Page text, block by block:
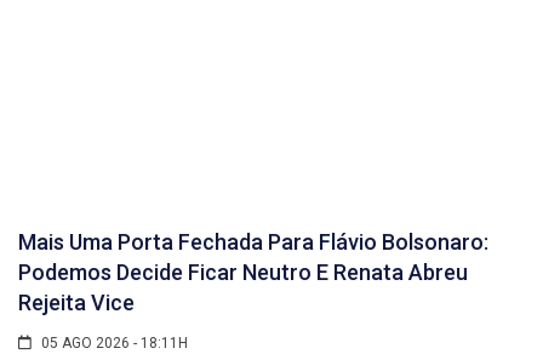
Mais Uma Porta Fechada Para Flávio Bolsonaro:
Podemos Decide Ficar Neutro E Renata Abreu
Rejeita Vice
05 AGO 2026 - 18:11H